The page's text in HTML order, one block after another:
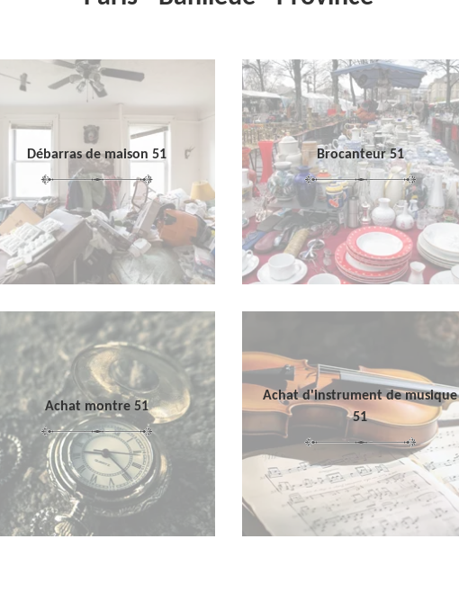
Débarras de maison 51 Brocanteur 51
Achat montre 51
Achat d'instrument de musique
51